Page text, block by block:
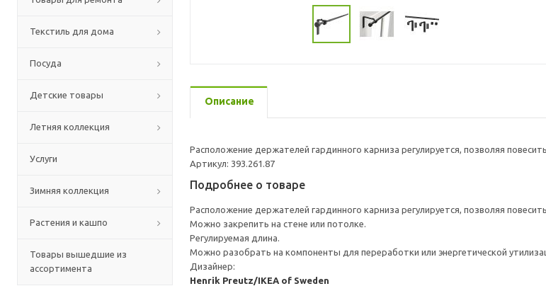
Текстиль для дома
Посуда
Детские товары
Летняя коллекция
Услуги
Зимняя коллекция
Растения и кашпо
Товары вышедшие из
ассортимента
Описание
Расположение держателей гардинного карниза регулируется, позволяя
Артикул: 393.261.87
Подробнее о товаре
Расположение держателей гардинного карниза регулируется, позволяя
Можно закрепить на стене или потолке.
Регулируемая длина.
Можно разобрать на компоненты для переработки или энергетической
Дизайнер:
Henrik Preutz/IKEA of Sweden